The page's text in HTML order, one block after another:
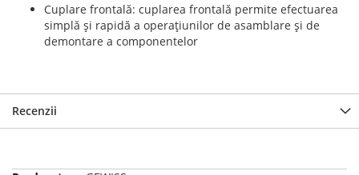
Cuplare frontală: cuplarea frontală permite efectuarea
simplă şi rapidă a operaţiunilor de asamblare şi de
demontare a componentelor
Recenzii